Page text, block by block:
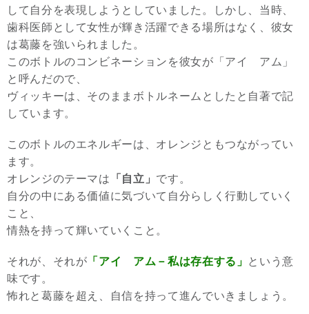
して自分を表現しようとしていました。しかし、当時、
歯科医師として女性が輝き活躍できる場所はなく、彼女
は葛藤を強いられました。
このボトルのコンビネーションを彼女が「アイ アム」
と呼んだので、
ヴィッキーは、そのままボトルネームとしたと自著で記
しています。
このボトルのエネルギーは、オレンジともつながってい
ます。
オレンジのテーマは 「自立」 です。
自分の中にある価値に気づいて自分らしく行動していく
こと、
情熱を持って輝いていくこと。
それが、それが 「アイ アム－私は存在する」 という意
味です。
怖れと葛藤を超え、自信を持って進んでいきましょう。